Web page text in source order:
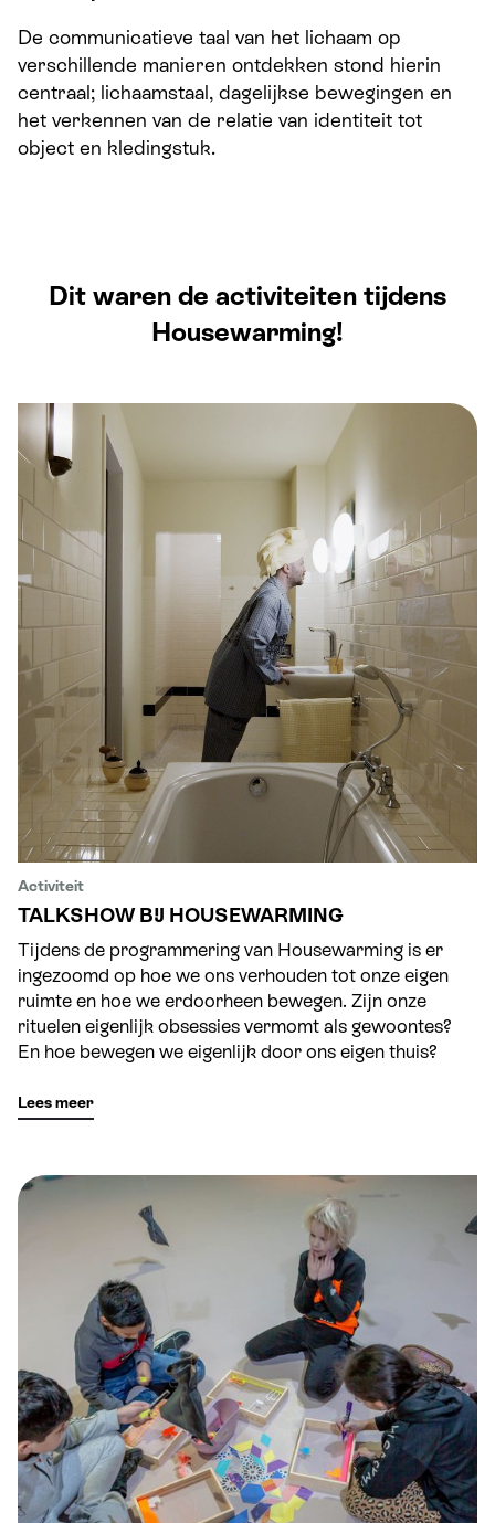
De communicatieve taal van het lichaam op
verschillende manieren ontdekken stond hierin
centraal; lichaamstaal, dagelijkse bewegingen en
het verkennen van de relatie van identiteit tot
object en kledingstuk.
Dit waren de activiteiten tijdens
Housewarming!
TALKSHOW BIJ HOUSEWARMING
Activiteit
TALKSHOW BIJ HOUSEWARMING
Tijdens de programmering van Housewarming is er
ingezoomd op hoe we ons verhouden tot onze eigen
ruimte en hoe we erdoorheen bewegen. Zijn onze
rituelen eigenlijk obsessies vermomt als gewoontes?
En hoe bewegen we eigenlijk door ons eigen thuis?
Lees meer
HOUSEWARMING WORKSHOPS